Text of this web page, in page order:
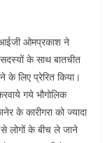
ओमप्रकाश ने
के साथ बातचीत
के लिए प्रेरित किया।
गये भौगोलिक
के कारीगरा को ज्यादा
लोगों के बीच ले जाने